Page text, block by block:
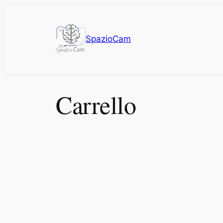
SpazioCam
Carrello